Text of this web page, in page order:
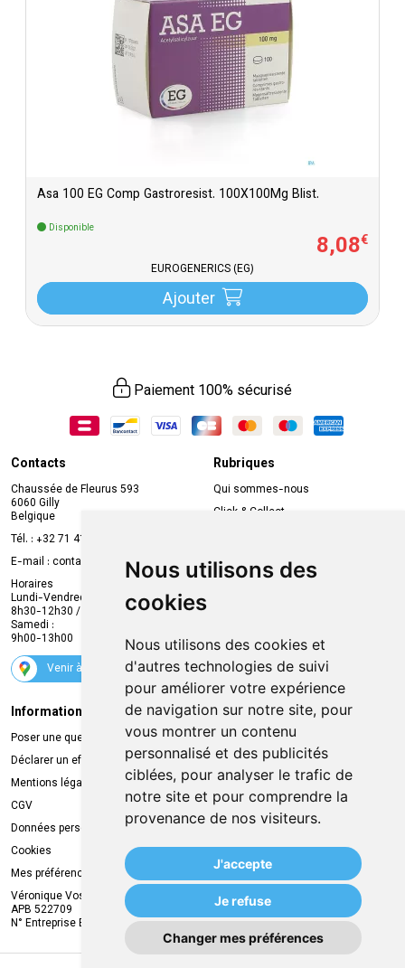
Nous utilisons des
cookies
Nous utilisons des cookies et
d'autres technologies de suivi
pour améliorer votre expérience
de navigation sur notre site, pour
vous montrer un contenu
personnalisé et des publicités
ciblées, pour analyser le trafic de
notre site et pour comprendre la
provenance de nos visiteurs.
J'accepte
Je refuse
Changer mes préférences
Asa 100 EG Comp Gastroresist. 100X100Mg Blist.
Disponible
8,08€
EUROGENERICS (EG)
Ajouter
Paiement 100% sécurisé
Contacts
Chaussée de Fleurus 593
6060 Gilly
Belgique
Tél. : +32 71 41 32 10
E-mail : contact
mvapharma.be
Horaires
Lundi-Vendredi :
8h30-12h30 / 13h30-18h30
Samedi :
9h00-13h00
Venir à la pharmacie
Rubriques
Qui sommes-nous
Click & Collect
Compte professionnel
Envoi d’ordonnance
Suivez-nous
Informations légales
Poser une question
Déclarer un effet indésirable
Mentions légales
CGV
Données personnelles
Cookies
Mes préférences Cookies
Véronique Vos
APB 522709
N° Entreprise BE0749.944.612
Livraison
Retrait à la pharmacie
Livraison chez vous
Livraison dans un Point Relais